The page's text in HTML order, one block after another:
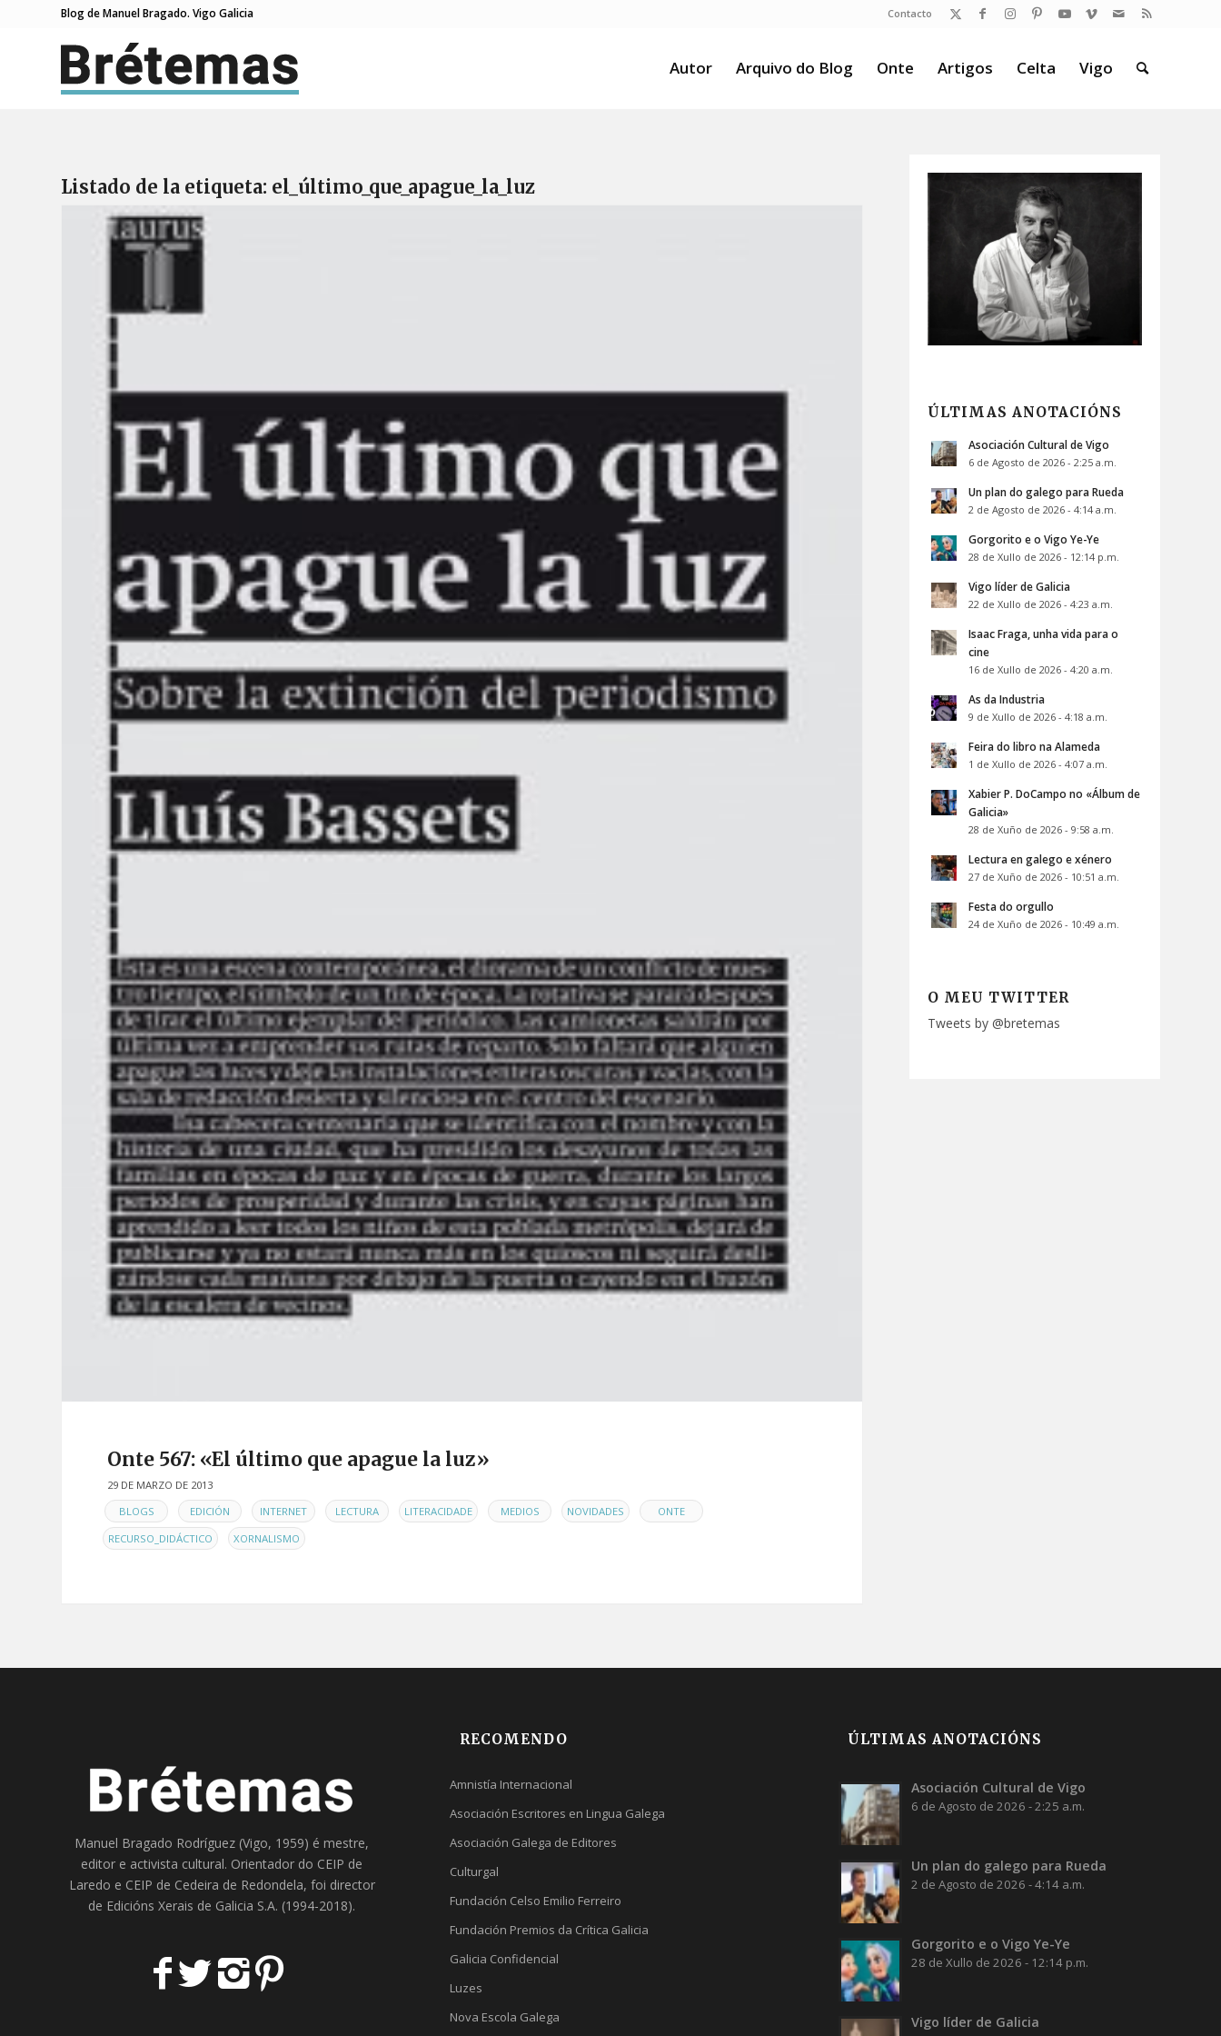
Contacto
Blog de Manuel Bragado. Vigo Galicia
Autor Arquivo do Blog Onte Artigos Celta Vigo
Listado de la etiqueta: el_último_que_apague_la_luz
Onte 567: «El último que apague la luz»
29 DE MARZO DE 2013
EN
BLOGS EDICIÓN INTERNET LECTURA LITERACIDADE MEDIOS NOVIDADES ONTE
RECURSO_DIDÁCTICO XORNALISMO
ÚLTIMAS ANOTACIÓNS
Asociación Cultural de Vigo
6 de Agosto de 2026 - 2:25 a.m.
Un plan do galego para Rueda
2 de Agosto de 2026 - 4:14 a.m.
Gorgorito e o Vigo Ye-Ye
28 de Xullo de 2026 - 12:14 p.m.
Vigo líder de Galicia
22 de Xullo de 2026 - 4:23 a.m.
Isaac Fraga, unha vida para o
cine
16 de Xullo de 2026 - 4:20 a.m.
As da Industria
9 de Xullo de 2026 - 4:18 a.m.
Feira do libro na Alameda
1 de Xullo de 2026 - 4:07 a.m.
Xabier P. DoCampo no «Álbum de
Galicia»
28 de Xuño de 2026 - 9:58 a.m.
Lectura en galego e xénero
27 de Xuño de 2026 - 10:51 a.m.
Festa do orgullo
24 de Xuño de 2026 - 10:49 a.m.
O MEU TWITTER
Tweets by @bretemas
Manuel Bragado Rodríguez (Vigo, 1959) é mestre,
editor e activista cultural. Orientador do CEIP de
Laredo e CEIP de Cedeira de Redondela, foi director
de Edicións Xerais de Galicia S.A. (1994-2018).
RECOMENDO
Amnistía Internacional
Asociación Escritores en Lingua Galega
Asociación Galega de Editores
Culturgal
Fundación Celso Emilio Ferreiro
Fundación Premios da Crítica Galicia
Galicia Confidencial
Luzes
Nova Escola Galega
ÚLTIMAS ANOTACIÓNS
Asociación Cultural de Vigo
6 de Agosto de 2026 - 2:25 a.m.
Un plan do galego para Rueda
2 de Agosto de 2026 - 4:14 a.m.
Gorgorito e o Vigo Ye-Ye
28 de Xullo de 2026 - 12:14 p.m.
Vigo líder de Galicia